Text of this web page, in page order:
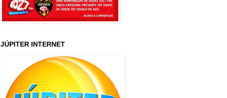
JÚPITER INTERNET